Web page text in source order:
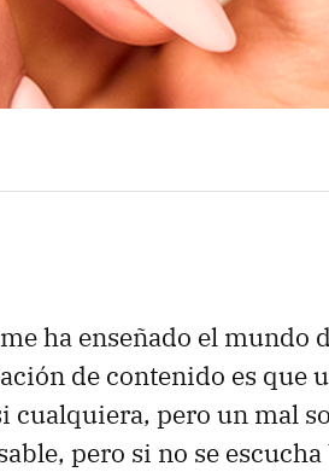
ha enseñado el mundo
de contenido es que
cualquiera, pero un mal
pero si no se